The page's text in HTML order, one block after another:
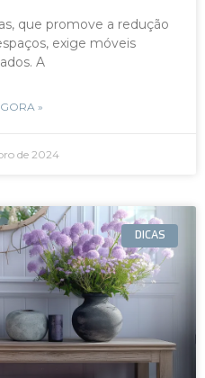
que promove a redução
exige móveis
A
»
de 2024
DICAS